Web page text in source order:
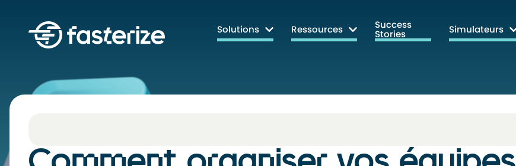
Solutions Ressources
Success
Stories
Simulateurs